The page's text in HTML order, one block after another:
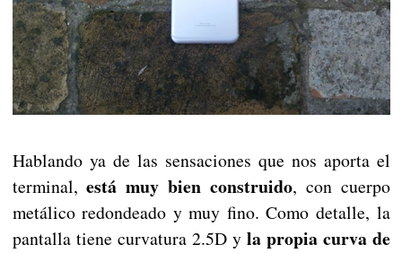
Hablando ya de las sensaciones que nos aporta el
terminal,está muy bien construido, con cuerpo
metálico redondeado y muy fino. Como detalle, la
pantalla tiene curvatura 2.5D yla propia curva de